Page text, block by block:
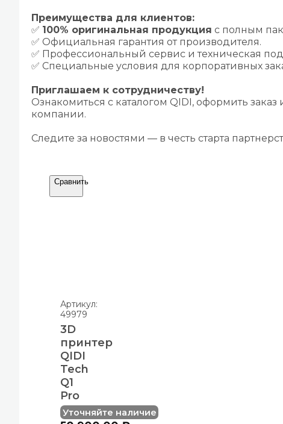
Преимущества для клиентов:
✅ 100% оригинальная продукция с полным
✅ Официальная гарантия от производителя.
✅ Профессиональный сервис и техническая
✅ Специальные условия для корпоративных
Приглашаем к сотрудничеству!
Ознакомиться с каталогом QIDI, оформить
компании.
Следите за новостями — в честь старта
Сравнить
Артикул:
49979
3D
принтер
QIDI
Tech
Q1
Pro
Уточняйте наличие